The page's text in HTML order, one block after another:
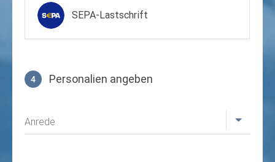
SEPA-Lastschrift
4 Personalien angeben
Anrede